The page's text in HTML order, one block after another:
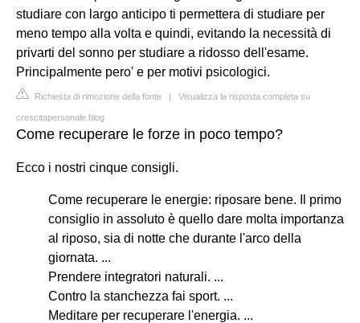
studiare con largo anticipo ti permettera di studiare per
meno tempo alla volta e quindi, evitando la necessità di
privarti del sonno per studiare a ridosso dell'esame.
Principalmente pero' e per motivi psicologici.
Richiesta di rimozione della fonte | Visualizza la risposta completa su
crescitapersonale.blog
Come recuperare le forze in poco tempo?
Ecco i nostri cinque consigli.
Come recuperare le energie: riposare bene. Il primo
consiglio in assoluto è quello dare molta importanza
al riposo, sia di notte che durante l'arco della
giornata. ...
Prendere integratori naturali. ...
Contro la stanchezza fai sport. ...
Meditare per recuperare l'energia. ...